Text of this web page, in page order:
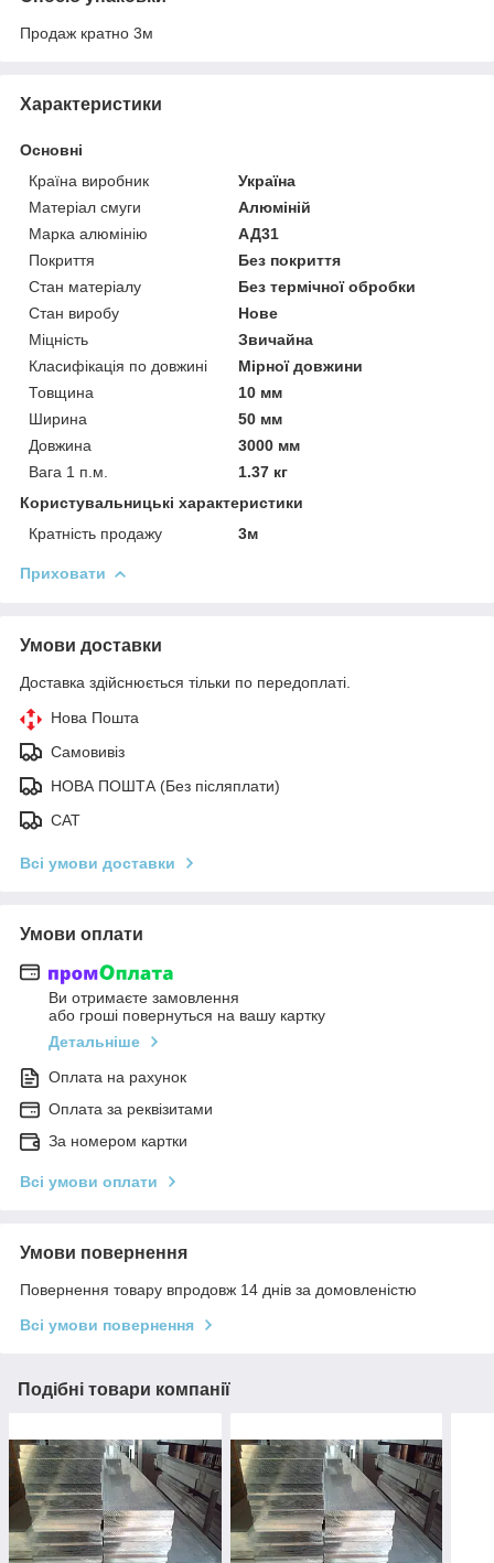
Продаж кратно 3м
Характеристики
Основні
Країна виробник
Україна
Матеріал смуги
Алюміній
Марка алюмінію
АД31
Покриття
Без покриття
Стан матеріалу
Без термічної обробки
Стан виробу
Нове
Міцність
Звичайна
Класифікація по довжині
Мірної довжини
Товщина
10 мм
Ширина
50 мм
Довжина
3000 мм
Вага 1 п.м.
1.37 кг
Користувальницькі характеристики
Кратність продажу
3м
Приховати
Умови доставки
Доставка здійснюється тільки по передоплаті.
Нова Пошта
Самовивіз
НОВА ПОШТА (Без післяплати)
САТ
Всі умови доставки
Умови оплати
Ви отримаєте замовлення
або гроші повернуться на вашу картку
Детальніше
Оплата на рахунок
Оплата за реквізитами
За номером картки
Всі умови оплати
Умови повернення
Повернення товару впродовж 14 днів за домовленістю
Всі умови повернення
Подібні товари компанії